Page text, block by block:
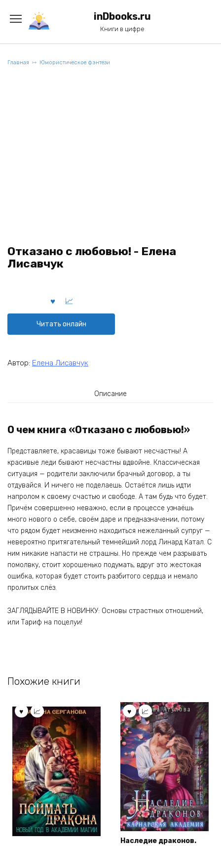
содержанию
inDbooks.ru
Книги в цифре
Главная Юмористическое фэнтези
Отказано с любовью! - Елена
Лисавчук
Читать онлайн
Автор: Елена Лисавчук
Описание
О чем книга «Отказано с любовью!»
Представляете, красавицы тоже бывают несчастны! А
красивые леди бывают несчастны вдвойне. Классическая
ситуация — родители заключили брачный договор, а ты
отдувайся. И ничего не поделаешь. Остаётся лишь идти
напролом к своему счастью и свободе. А там будь что будет.
Причём совершенно неважно, если в процессе узнаёшь
много нового о себе, своём даре и предназначении, потому
что рядом будет неизменно находиться нежеланный супруг —
невероятно притягательный темнейший лорд Линард Катал. С
ним никакие напасти не страшны. Но прежде чем разрывать
помолвку, стоит хорошенько подумать, вдруг это жестокая
ошибка, которая будет стоить разбитого сердца и немало
пролитых слёз.
ЗАГЛЯДЫВАЙТЕ В НОВИНКУ: Основы страстных отношений,
или Тариф на поцелуи!
Похожие книги
Наследие драконов.